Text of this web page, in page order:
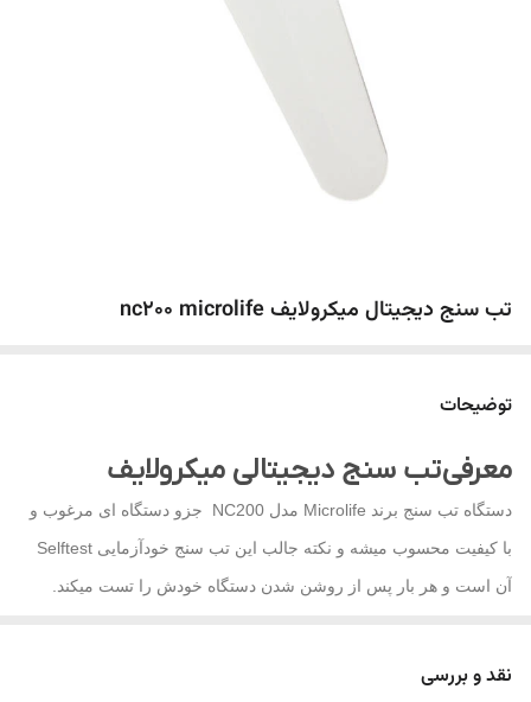
تب سنج دیجیتال میکرولایف nc200 microlife
توضیحات
معرفی تب سنج دیجیتالی میکرولایف
دستگاه تب سنج برند Microlife مدل NC200 جزو دستگاه ای مرغوب و
با کیفیت محسوب میشه و نکته جالب این تب سنج خودآزمایی Selftest
آن است و هر بار پس از روشن شدن دستگاه خودش را تست میکند.
نقد و بررسی